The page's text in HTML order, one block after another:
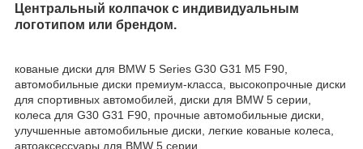
Центральный колпачок с индивидуальным
логотипом или брендом.
кованые диски для BMW 5 Series G30 G31 M5 F90,
автомобильные диски премиум-класса, высокопрочные диски
для спортивных автомобилей, диски для BMW 5 серии,
колеса для G30 G31 F90, прочные автомобильные диски,
улучшенные автомобильные диски, легкие кованые колеса,
автоаксессуары для BMW 5 серии